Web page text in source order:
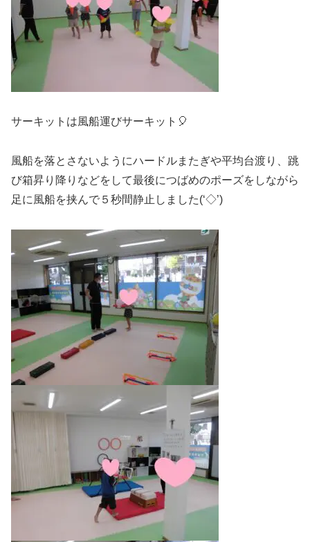
サーキットは風船運びサーキット🎈
風船を落とさないようにハードルまたぎや平均台渡り、跳
び箱昇り降りなどをして最後につばめのポーズをしながら
足に風船を挟んで５秒間静止しました(‘◇’)ゞ